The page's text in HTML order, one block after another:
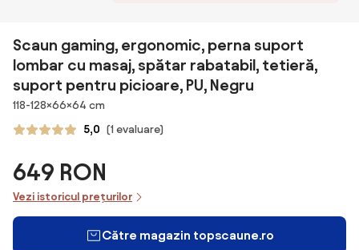
Scaun gaming, ergonomic, perna suport
lombar cu masaj, spătar rabatabil, tetieră,
suport pentru picioare, PU, Negru
Dimensiuni
118-128×66×64 cm
5,0 (1 evaluare)
649 RON
Vezi istoricul prețurilor
Către magazin topscaune.ro